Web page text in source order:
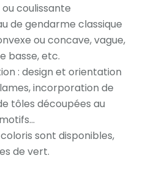
coulissante
de gendarme classique
ou concave, vague,
basse, etc.
: design et orientation
incorporation de
tôles découpées au
sont disponibles,
de vert.